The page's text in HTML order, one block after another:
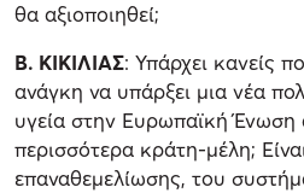
θα αξιοποιηθεί;
Β. ΚΙΚΙΛΙΑΣ: Υπάρχει κανείς
ανάγκη να υπάρξει μια νέα
υγεία στην Ευρωπαϊκή Ένωση
περισσότερα κράτη-μέλη;
επαναθεμελίωσης, του